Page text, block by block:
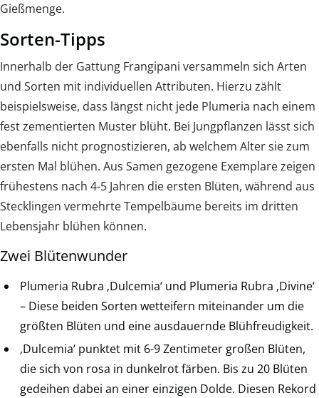
Gießmenge.
Sorten-Tipps
Innerhalb der Gattung Frangipani versammeln sich Arten
und Sorten mit individuellen Attributen. Hierzu zählt
beispielsweise, dass längst nicht jede Plumeria nach einem
fest zementierten Muster blüht. Bei Jungpflanzen lässt sich
ebenfalls nicht prognostizieren, ab welchem Alter sie zum
ersten Mal blühen. Aus Samen gezogene Exemplare zeigen
frühestens nach 4-5 Jahren die ersten Blüten, während aus
Stecklingen vermehrte Tempelbäume bereits im dritten
Lebensjahr blühen können.
Zwei Blütenwunder
Plumeria Rubra ‚Dulcemia‘ und Plumeria Rubra ‚Divine‘
– Diese beiden Sorten wetteifern miteinander um die
größten Blüten und eine ausdauernde Blühfreudigkeit.
‚Dulcemia‘ punktet mit 6-9 Zentimeter großen Blüten,
die sich von rosa in dunkelrot färben. Bis zu 20 Blüten
gedeihen dabei an einer einzigen Dolde. Diesen Rekord